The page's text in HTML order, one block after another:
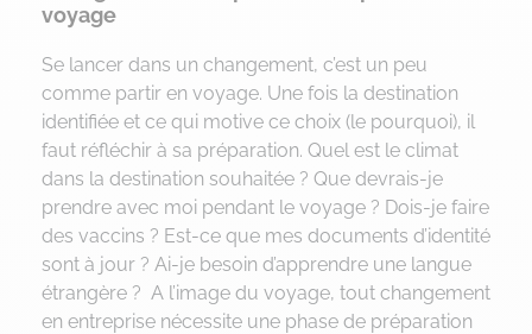
voyage
Se lancer dans un changement, c’est un peu
comme partir en voyage. Une fois la destination
identifiée et ce qui motive ce choix (le pourquoi), il
faut réfléchir à sa préparation. Quel est le climat
dans la destination souhaitée ? Que devrais-je
prendre avec moi pendant le voyage ? Dois-je faire
des vaccins ? Est-ce que mes documents d’identité
sont à jour ? Ai-je besoin d’apprendre une langue
étrangère ? A l’image du voyage, tout changement
en entreprise nécessite une phase de préparation